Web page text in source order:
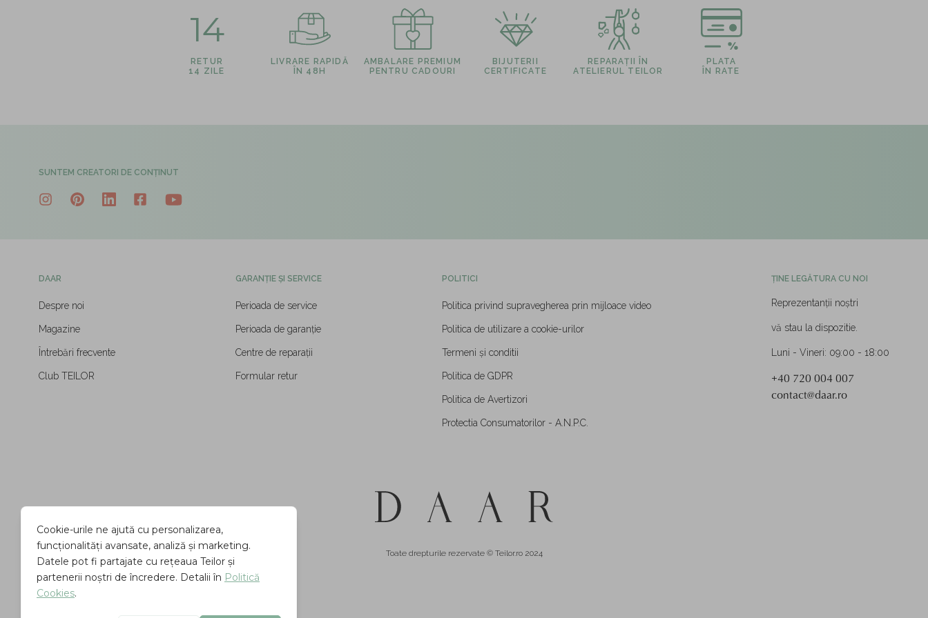
14
RETUR
14 ZILE
LIVRARE RAPIDĂ
ÎN 48H
AMBALARE PREMIUM
PENTRU CADOURI
BIJUTERII
CERTIFICATE
REPARAȚII ÎN
ATELIERUL TEILOR
PLATA
ÎN RATE
SUNTEM CREATORI DE CONȚINUT
DAAR
Despre noi
Magazine
Întrebări frecvente
Club TEILOR
GARANȚIE ȘI SERVICE
Perioada de service
Perioada de garanție
Centre de reparații
Formular retur
POLITICI
Politica privind supravegherea prin mijloace video
Politica de utilizare a cookie-urilor
Termeni și conditii
Politica de GDPR
Politica de Avertizori
Protectia Consumatorilor - A.N.P.C.
ȚINE LEGĂTURA CU NOI
Reprezentanții noștri
vă stau la dispozitie.
Luni - Vineri: 09:00 - 18:00
+40 720 004 007
contact@daar.ro
Toate drepturile rezervate © Teilor.ro 2024